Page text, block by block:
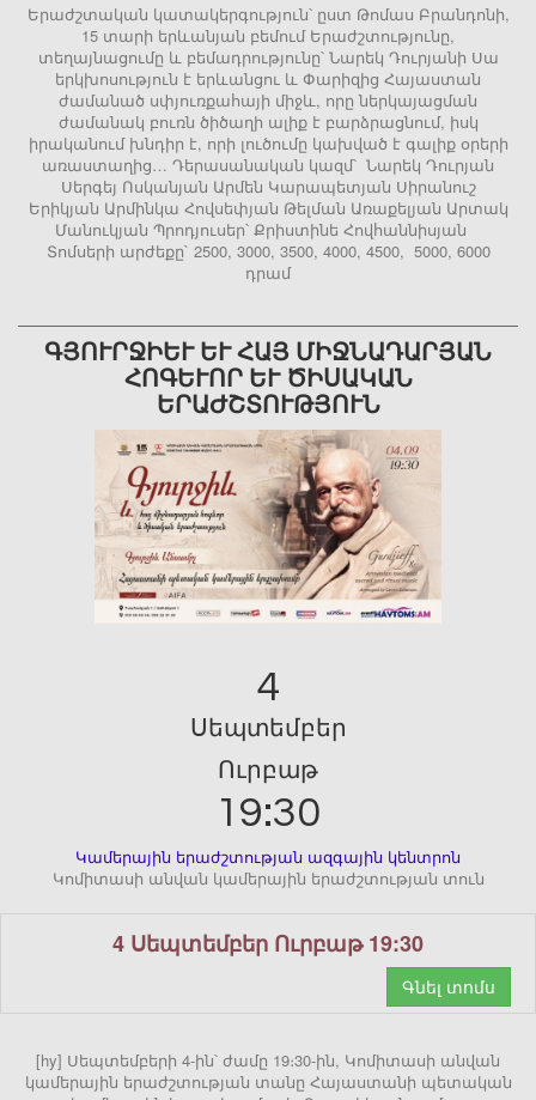
Երաժշտական կատակերգություն՝ ըստ Թոմաս Բրանդոնի,
15 տարի երևանյան բեմում Երաժշտությունը,
տեղայնացումը և բեմադրությունը՝ Նարեկ Դուրյանի Սա
երկխոսություն է երևանցու և Փարիզից Հայաստան
ժամանած սփյուռքահայի միջև, որը ներկայացման
ժամանակ բուռն ծիծաղի ալիք է բարձրացնում, իսկ
իրականում խնդիր է, որի լուծումը կախված է գալիք օրերի
առաստաղից… Դերասանական կազմ՝ Նարեկ Դուրյան
Սերգեյ Ոսկանյան Արմեն Կարապետյան Սիրանուշ
Երիկյան Արմինկա Հովսեփյան Թելման Առաքելյան Արտակ
Մանուկյան Պրոդյուսեր՝ Քրիստինե Հովհաննիսյան
Տոմսերի արժեքը` 2500, 3000, 3500, 4000, 4500, 5000, 6000
դրամ
ԳՅՈՒՐՋԻԵՒ ԵՒ ՀԱՅ ՄԻՋՆԱԴԱՐՅԱՆ ՀՈ
ԳԵՒՈՐ ԵՒ ԾԻՍԱԿԱՆ ԵՐԱԺ
ՇՏՈՒԹՅՈՒՆ
4
Սեպտեմբեր
Ուրբաթ
19:30
Կամերային երաժշտության ազգային կենտրոն
Կոմիտասի անվան կամերային երաժշտության տուն
4 Սեպտեմբեր Ուրբաթ 19:30
Գնել տոմս
[hy] Սեպտեմբերի 4-ին՝ ժամը 19։30-ին, Կոմիտասի անվան
կամերային երաժշտության տանը Հայաստանի պետական